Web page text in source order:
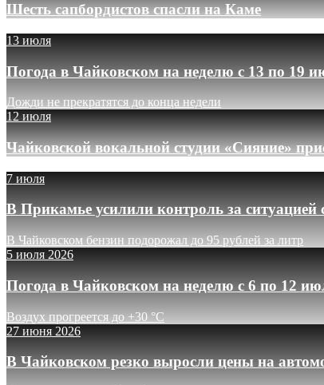
Шесть сапбордистов спасли на Каме
13 июля
Погода в Чайковском на неделю с 13 по 19
Дожди не прекратятся до конца недели
12 июля
Чайковской вокальной студии «Сияние»
7 июля
В Прикамье усилили контроль за ситуацией
В Чайковском бензин подорожал до 95 рублей за литр
5 июля 2026
Погода в Чайковском на неделю с 6 по 12
Воздух прогреется до +30 °C
27 июня 2026
В Чайковском резко выросли цены на